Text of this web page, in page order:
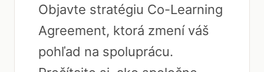
Objavte stratégiu Co-Learning
Agreement, ktorá zmení váš
pohľad na spoluprácu.